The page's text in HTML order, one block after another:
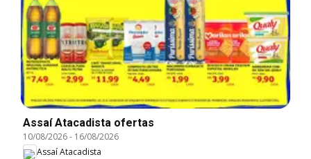
Assaí Atacadista ofertas
10/08/2026- 16/08/2026
Assaí Atacadista